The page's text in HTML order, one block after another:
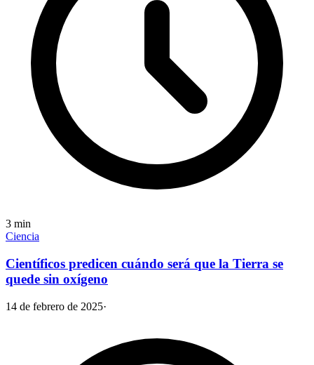
3 min
Ciencia
Científicos predicen cuándo será que la Tierra se
quede sin oxígeno
14 de febrero de 2025·